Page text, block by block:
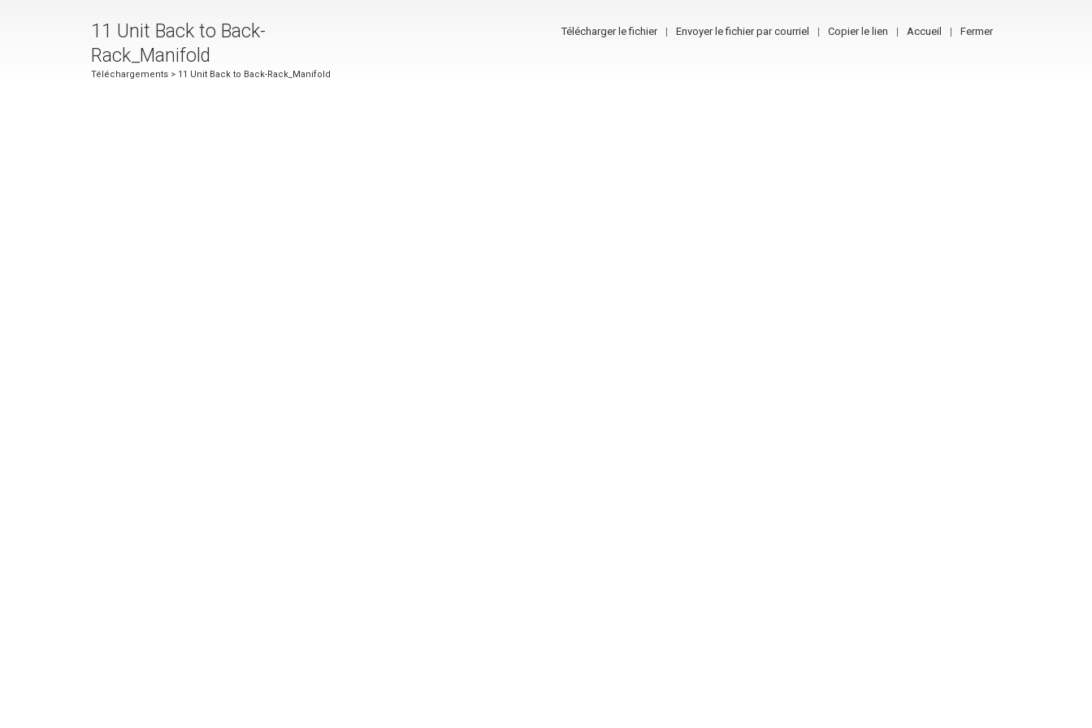
11 Unit Back to Back-
Rack_Manifold
Téléchargements > 11 Unit Back to Back-Rack_Manifold
Télécharger le fichier Envoyer le fichier par courriel Copier le lien Accueil Fermer